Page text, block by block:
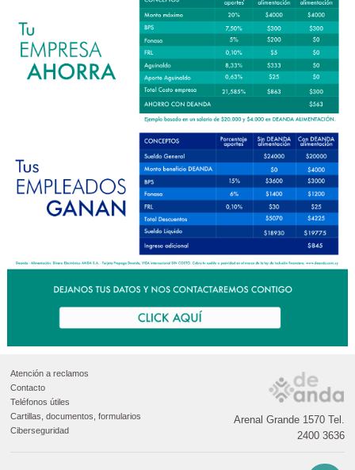
Atención a reclamos
Contacto
Teléfonos útiles
Cartillas, documentos, formularios
Ciberseguridad
Arenal Grande 1570 Tel.
2400 3636